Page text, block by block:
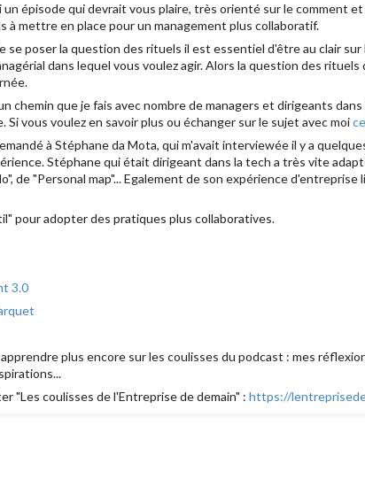
un épisode qui devrait vous plaire, très orienté sur le comment
à mettre en place pour un management plus collaboratif.
se poser la question des rituels il est essentiel d'être au clair
dans lequel vous voulez agir. Alors la question des
chemin que je fais avec nombre de managers et dirigeants
vous voulez en savoir plus ou échanger sur le sujet avec moi
à Stéphane da Mota, qui m'avait interviewée il y a
Stéphane qui était dirigeant dans la tech a très vite
de "Personal map"... Egalement de son expérience
pour adopter des pratiques plus collaboratives.
3.0
plus encore sur les coulisses du podcast : mes
"Les coulisses de l'Entreprise de demain" : https://